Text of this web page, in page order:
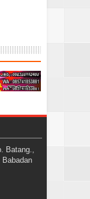
Batang.,